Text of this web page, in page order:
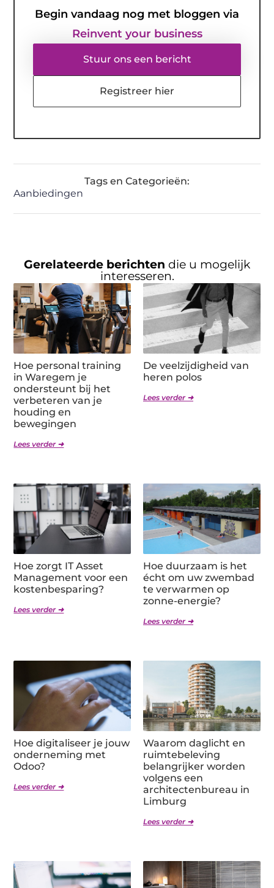
Begin vandaag nog met bloggen via
Reinvent your business
Stuur ons een bericht
Registreer hier
Tags en Categorieën:
Aanbiedingen
Gerelateerde berichten die u mogelijk
interesseren.
Hoe personal training
in Waregem je
ondersteunt bij het
verbeteren van je
houding en
bewegingen
Lees verder ➜
De veelzijdigheid van
heren polos
Lees verder ➜
Hoe zorgt IT Asset
Management voor een
kostenbesparing?
Lees verder ➜
Hoe duurzaam is het
écht om uw zwembad
te verwarmen op
zonne-energie?
Lees verder ➜
Hoe digitaliseer je jouw
onderneming met
Odoo?
Lees verder ➜
Waarom daglicht en
ruimtebeleving
belangrijker worden
volgens een
architectenbureau in
Limburg
Lees verder ➜